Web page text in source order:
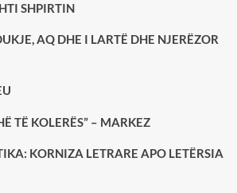
SHPIRTIN
AQ DHE I LARTË DHE NJERËZOR
TË KOLERËS” – MARKEZ
KORNIZA LETRARE APO LETËRSIA